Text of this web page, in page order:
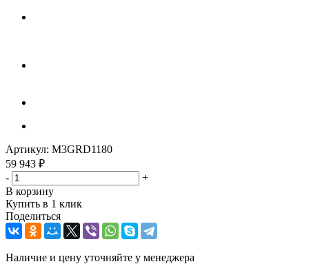
Артикул: M3GRD1180
59 943 ₽
-
+
В корзину
Купить в 1 клик
Поделиться
Наличие и цену уточняйте у менеджера